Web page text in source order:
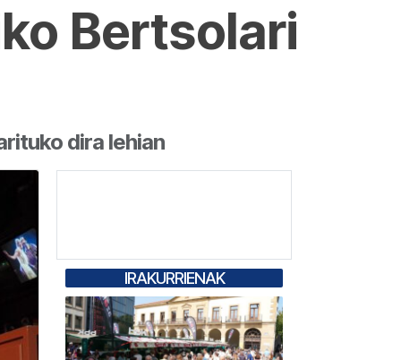
Bertsolari
dira lehian
IRAKURRIENAK